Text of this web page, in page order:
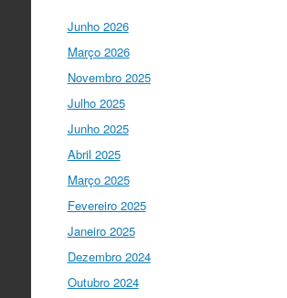
coesão…
Ciência Viva
Ciência foi o momento
para a mudança do ensino em
I Gulbenkian Ciência
Fantastic closing up of
about "Communicating at the
Science" with the…
twitter.com/i/web/status/1…
Junho 2026
Março 2026
Novembro 2025
Julho 2025
Junho 2025
Abril 2025
Março 2025
Fevereiro 2025
Janeiro 2025
Dezembro 2024
Outubro 2024